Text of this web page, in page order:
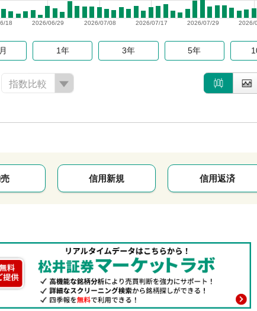
2026/
2026/07/29
2026/07/17
2026/07/08
2026/06/29
18
1年 3年 5年
指数比較
信用新規 信用返済